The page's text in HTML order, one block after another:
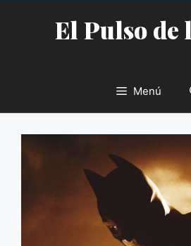
contenidoEl Pulso de
Menú